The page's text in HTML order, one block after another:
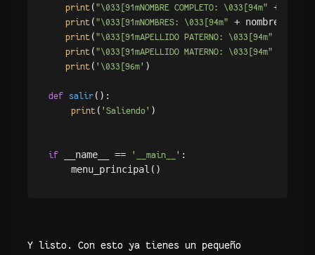
print ( "\033[91mNOMBRE COMPLETO: \033[94m" +
print ( "\033[91mNOMBRES: \033[94m" + nombres)
print ( "\033[91mAPELLIDO PATERNO: \033[94m"
print ( "\033[91mAPELLIDO MATERNO: \033[94m"
print ( '\033[96m' )
def salir ():
print ( 'Saliendo' )
if __name__ == '__main__' :
Y listo. Con esto ya tienes un pequeño